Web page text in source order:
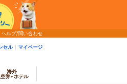
ヘルプ/問い合わせ
セル マイページ
海外
券+ホテル